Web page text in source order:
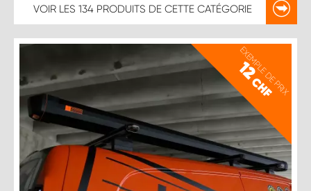
VOIR LES 134 PRODUITS DE CETTE CATÉGORIE
EXEMPLE DE PRIX
12
CHF